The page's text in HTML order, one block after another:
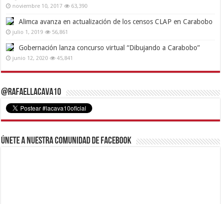
noviembre 10, 2017 63,390
Alimca avanza en actualización de los censos CLAP en Carabobo
julio 1, 2019 56,861
Gobernación lanza concurso virtual “Dibujando a Carabobo”
junio 12, 2020 45,841
@RafaelLacava10
Únete a nuestra comunidad de Facebook